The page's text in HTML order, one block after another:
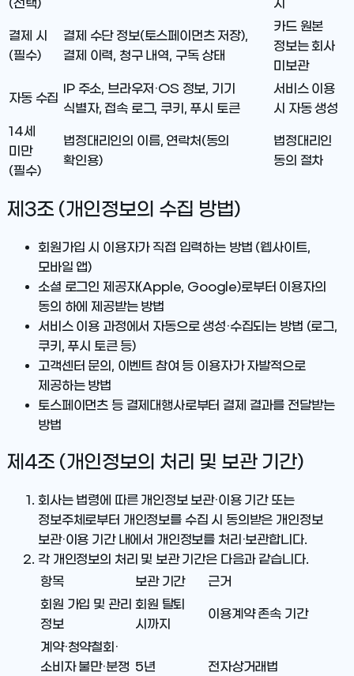
(선택)
시
결제 시
(필수)
결제 수단 정보(토스페이먼츠 저장),
결제 이력, 청구 내역, 구독 상태
카드 원본
정보는 회사
미보관
자동 수집
IP 주소, 브라우저·OS 정보, 기기
식별자, 접속 로그, 쿠키, 푸시 토큰
서비스 이용
시 자동 생성
14세
미만
(필수)
법정대리인의 이름, 연락처(동의
확인용)
법정대리인
동의 절차
제3조 (개인정보의 수집 방법)
회원가입 시 이용자가 직접 입력하는 방법 (웹사이트,
모바일 앱)
소셜 로그인 제공자(Apple, Google)로부터 이용자의
동의 하에 제공받는 방법
서비스 이용 과정에서 자동으로 생성·수집되는 방법 (로그,
쿠키, 푸시 토큰 등)
고객센터 문의, 이벤트 참여 등 이용자가 자발적으로
제공하는 방법
토스페이먼츠 등 결제대행사로부터 결제 결과를 전달받는
방법
제4조 (개인정보의 처리 및 보관 기간)
회사는 법령에 따른 개인정보 보관·이용 기간 또는
정보주체로부터 개인정보를 수집 시 동의받은 개인정보
보관·이용 기간 내에서 개인정보를 처리·보관합니다.
각 개인정보의 처리 및 보관 기간은 다음과 같습니다.
항목
보관 기간
근거
회원 가입 및 관리
정보
회원 탈퇴
시까지
이용계약 존속 기간
계약·청약철회·
소비자 불만·분쟁 5년 전자상거래법